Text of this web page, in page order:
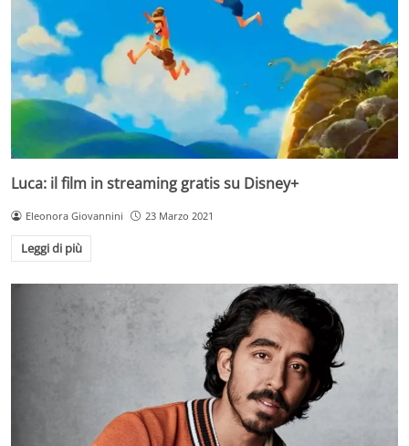
Luca: il film in streaming gratis su Disney+
Eleonora Giovannini 23 Marzo 2021
Leggi di più